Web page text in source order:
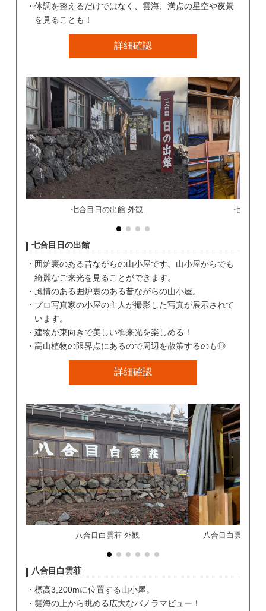
体調を整えるだけではなく、雲海、満点の星空や夜景
を見ることも！
詳細確認
七合目日の出館
囲炉裏のある昔ながらの山小屋です。山小屋からでも
綺麗なご来光を見ることができます。
風情のある囲炉裏のある昔ながらの山小屋。
プロ写真家の小屋の主人が撮影した写真が展示されて
います。
建物が東向きで美しい御来光を楽しめる！
高山植物の限界点にあるので周辺を散策するのも◎
詳細確認
七合目日の出館 外観 七合目
八合目白雲荘
標高3,200mに位置する山小屋。
雲海の上から眺める広大なパノラマビュー！
八合目白雲荘 外観 八合目白雲荘 部